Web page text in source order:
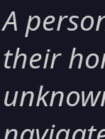
A
their